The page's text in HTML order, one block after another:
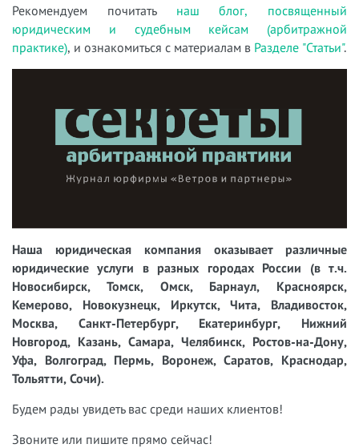
Рекомендуем почитать наш блог, посвященный
юридическим и судебным кейсам (арбитражной
практике), и ознакомиться с материалам в Разделе "Статьи".
Наша юридическая компания оказывает различные
юридические услуги в разных городах России (в т.ч.
Новосибирск, Томск, Омск, Барнаул, Красноярск,
Кемерово, Новокузнецк, Иркутск, Чита, Владивосток,
Москва, Санкт-Петербург, Екатеринбург, Нижний
Новгород, Казань, Самара, Челябинск, Ростов-на-Дону,
Уфа, Волгоград, Пермь, Воронеж, Саратов, Краснодар,
Тольятти, Сочи).
Будем рады увидеть вас среди наших клиентов!
Звоните или пишите прямо сейчас!